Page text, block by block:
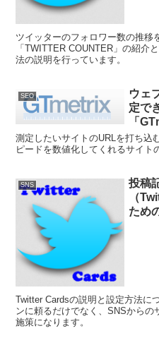
ツイッターのフォロワー数の推移
「TWITTER COUNTER」の紹介
法の説明を行っています。
SEO
ウェ
定で
「
測定したいサイトのURLを打ち込
ピードを数値化してくれるサイト
SNS
投稿
（
ため
Twitter Cardsの説明と設定方法に
ンに頼るだけでなく、SNSから
施策になります。